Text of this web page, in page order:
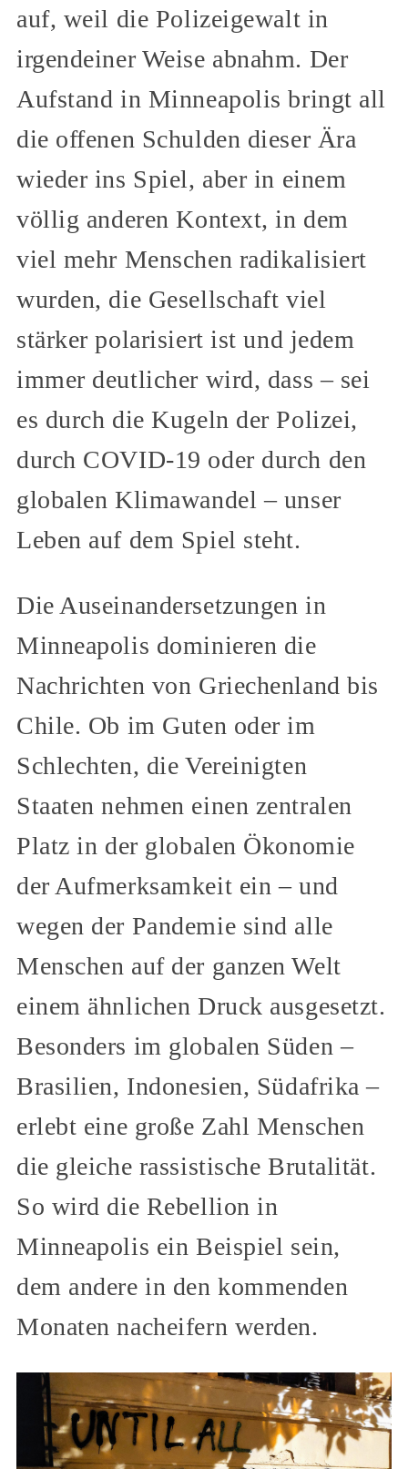
auf, weil die Polizeigewalt in
irgendeiner Weise abnahm. Der
Aufstand in Minneapolis bringt all
die offenen Schulden dieser Ära
wieder ins Spiel, aber in einem
völlig anderen Kontext, in dem
viel mehr Menschen radikalisiert
wurden, die Gesellschaft viel
stärker polarisiert ist und jedem
immer deutlicher wird, dass – sei
es durch die Kugeln der Polizei,
durch COVID-19 oder durch den
globalen Klimawandel – unser
Leben auf dem Spiel steht.
Die Auseinandersetzungen in
Minneapolis dominieren die
Nachrichten von Griechenland bis
Chile. Ob im Guten oder im
Schlechten, die Vereinigten
Staaten nehmen einen zentralen
Platz in der globalen Ökonomie
der Aufmerksamkeit ein – und
wegen der Pandemie sind alle
Menschen auf der ganzen Welt
einem ähnlichen Druck ausgesetzt.
Besonders im globalen Süden –
Brasilien, Indonesien, Südafrika –
erlebt eine große Zahl Menschen
die gleiche rassistische Brutalität.
So wird die Rebellion in
Minneapolis ein Beispiel sein,
dem andere in den kommenden
Monaten nacheifern werden.